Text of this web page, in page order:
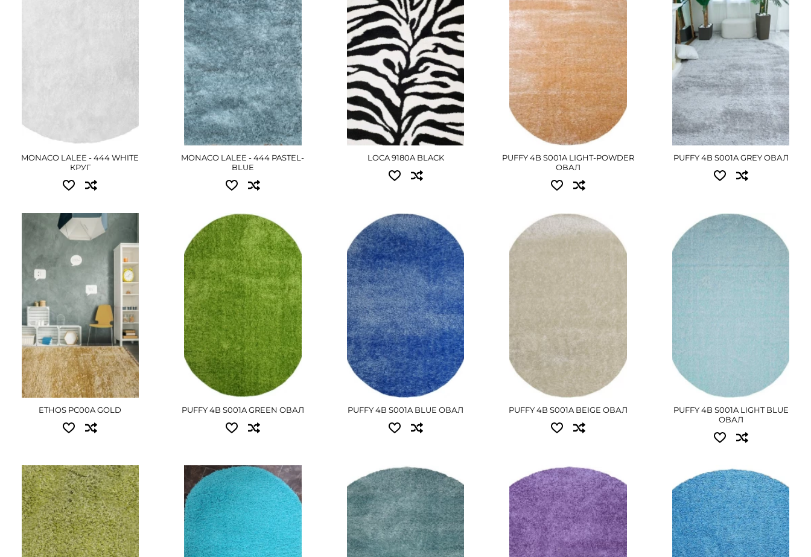
MONACO LALEE - 444 WHITE
КРУГ
ПОДРОБНЕЕ
MONACO LALEE - 444 PASTEL-
BLUE
1.60x2.30 - 3915 грн
ПОДРОБНЕЕ
LOCA 9180A BLACK
1.60x2.30 - 5490 грн
2.00x2.90 - 8550 грн
2.40x3.40 - 12015 грн
ПОДРОБНЕЕ
PUFFY 4B S001A LIGHT-POWDER
ОВАЛ
2.40x3.40 - 12015 грн
3.00x4.00 - 17550 грн
ПОДРОБНЕЕ
PUFFY 4B S001A GREY ОВАЛ
Доступные размеры:
2.00x2.90 - 9810 грн
ПОДРОБНЕЕ
ETHOS PC00A GOLD
Доступные размеры:
2.00x2.90 - 8550 грн
ПОДРОБНЕЕ
PUFFY 4B S001A GREEN ОВАЛ
Доступные размеры:
0.80x1.50 - 2070 грн
1.20x1.70 - 3285 грн
1.60x2.30 - 5490 грн
ПОДРОБНЕЕ
PUFFY 4B S001A BLUE ОВАЛ
Доступные размеры:
PUFFY 4B S001A BEIGE ОВАЛ
Доступные размеры:
0.80x1.50 - 2070 грн
1.20x1.70 - 3285 грн
1.60x2.30 - 5490 грн
ПОДРОБНЕЕ
PUFFY 4B S001A LIGHT BLUE
ОВАЛ
Доступные размеры:
0.80x1.50 - 1440 грн
ПОДРОБНЕЕ
Доступные размеры:
0.50x0.80 - 630 грн
0.60x1.10 - 810 грн
0.80x1.50 - 1440 грн
Доступные размеры:
2.00x2.00 - 5940 грн
ПОДРОБНЕЕ
Доступные размеры:
2.00x2.00 - 5940 грн
ПОДРОБНЕЕ
Доступные размеры:
1.50x1.50 - 2430 грн
ПОДРОБНЕЕ